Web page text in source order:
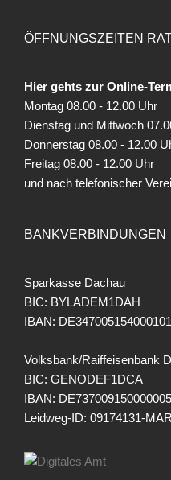
ÖFFNUNGSZEITEN
Hier gehts zur Online-
Montag 08.00 - 12.00 Uhr
Dienstag und Mittwoch
Donnerstag 08.00 - 12.00
Freitag 08.00 - 12.00 Uhr
und nach telefonischer
BANKVERBINDUNGEN
Sparkasse Dachau
BIC: BYLADEM1DAH
IBAN:
Volksbank/Raiffeisenbank
BIC: GENODEF1DCA
IBAN:
Leidweg-ID: 09174131-